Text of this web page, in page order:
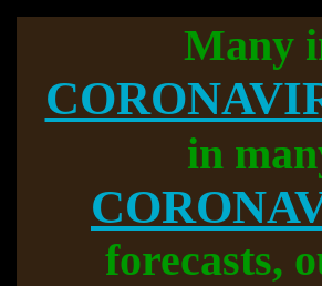
Many
in
forecasts,